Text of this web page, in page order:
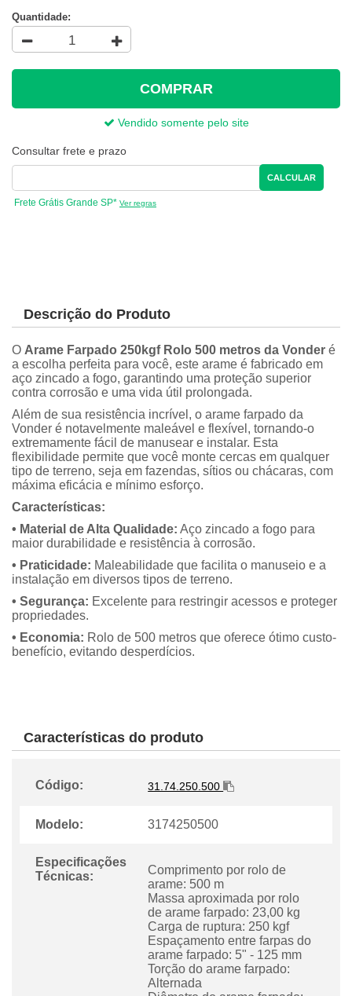
Quantidade:
COMPRAR
Vendido somente pelo site
Consultar frete e prazo
CALCULAR
Frete Grátis Grande SP* Ver regras
Descrição do Produto
O Arame Farpado 250kgf Rolo 500 metros da Vonder é
a escolha perfeita para você, este arame é fabricado em
aço zincado a fogo, garantindo uma proteção superior
contra corrosão e uma vida útil prolongada.
Além de sua resistência incrível, o arame farpado da
Vonder é notavelmente maleável e flexível, tornando-o
extremamente fácil de manusear e instalar. Esta
flexibilidade permite que você monte cercas em qualquer
tipo de terreno, seja em fazendas, sítios ou chácaras, com
máxima eficácia e mínimo esforço.
Características:
• Material de Alta Qualidade: Aço zincado a fogo para
maior durabilidade e resistência à corrosão.
• Praticidade: Maleabilidade que facilita o manuseio e a
instalação em diversos tipos de terreno.
• Segurança: Excelente para restringir acessos e proteger
propriedades.
• Economia: Rolo de 500 metros que oferece ótimo custo-
benefício, evitando desperdícios.
Características do produto
Código: 31.74.250.500
Modelo: 3174250500
Especificações
Técnicas:
Comprimento por rolo de
arame: 500 m
Massa aproximada por rolo
de arame farpado: 23,00 kg
Carga de ruptura: 250 kgf
Espaçamento entre farpas do
arame farpado: 5" - 125 mm
Torção do arame farpado:
Alternada